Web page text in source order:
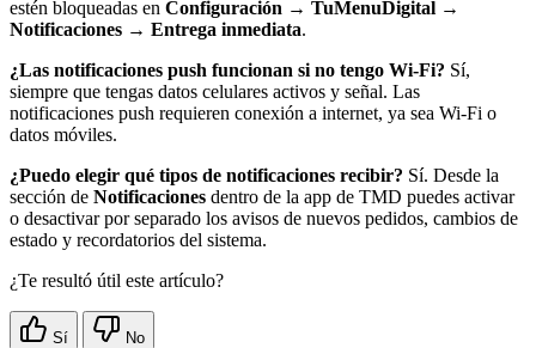
estén bloqueadas en Configuración → TuMenuDigital →
Notificaciones → Entrega inmediata.
¿Las notificaciones push funcionan si no tengo Wi-Fi? Sí,
siempre que tengas datos celulares activos y señal. Las
notificaciones push requieren conexión a internet, ya sea Wi-Fi o
datos móviles.
¿Puedo elegir qué tipos de notificaciones recibir? Sí. Desde la
sección de Notificaciones dentro de la app de TMD puedes activar
o desactivar por separado los avisos de nuevos pedidos, cambios de
estado y recordatorios del sistema.
¿Te resultó útil este artículo?
Sí No